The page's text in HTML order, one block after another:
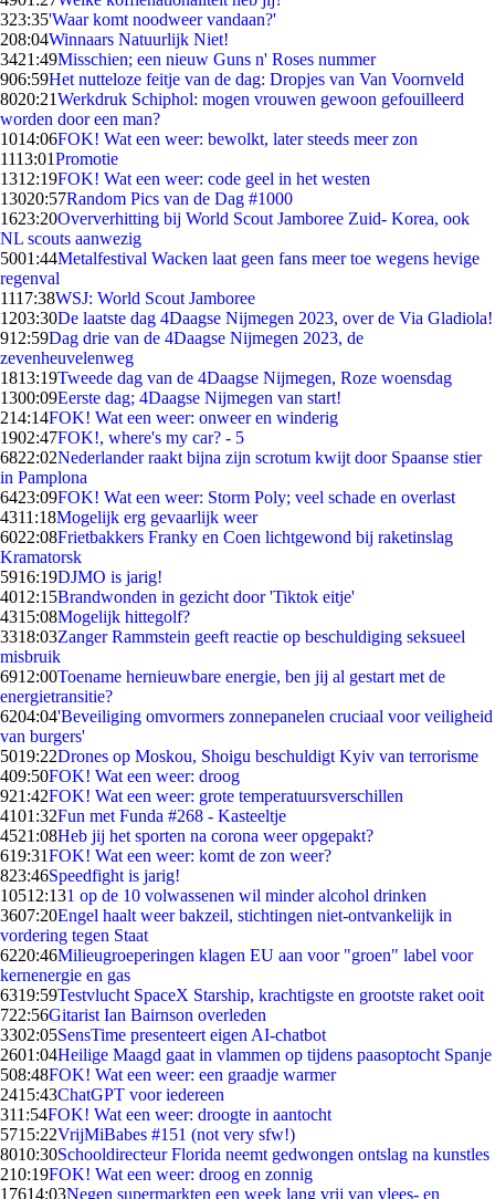
323:35'Waar komt noodweer vandaan?'
208:04Winnaars Natuurlijk Niet!
3421:49Misschien; een nieuw Guns n' Roses nummer
906:59Het nutteloze feitje van de dag: Dropjes van Van Voornveld
8020:21Werkdruk Schiphol: mogen vrouwen gewoon gefouilleerd
worden door een man?
1014:06FOK! Wat een weer: bewolkt, later steeds meer zon
1113:01Promotie
1312:19FOK! Wat een weer: code geel in het westen
13020:57Random Pics van de Dag #1000
1623:20Oververhitting bij World Scout Jamboree Zuid- Korea, ook
NL scouts aanwezig
5001:44Metalfestival Wacken laat geen fans meer toe wegens hevige
regenval
1117:38WSJ: World Scout Jamboree
1203:30De laatste dag 4Daagse Nijmegen 2023, over de Via Gladiola!
912:59Dag drie van de 4Daagse Nijmegen 2023, de
zevenheuvelenweg
1813:19Tweede dag van de 4Daagse Nijmegen, Roze woensdag
1300:09Eerste dag; 4Daagse Nijmegen van start!
214:14FOK! Wat een weer: onweer en winderig
1902:47FOK!, where's my car? - 5
6822:02Nederlander raakt bijna zijn scrotum kwijt door Spaanse stier
in Pamplona
6423:09FOK! Wat een weer: Storm Poly; veel schade en overlast
4311:18Mogelijk erg gevaarlijk weer
6022:08Frietbakkers Franky en Coen lichtgewond bij raketinslag
Kramatorsk
5916:19DJMO is jarig!
4012:15Brandwonden in gezicht door 'Tiktok eitje'
4315:08Mogelijk hittegolf?
3318:03Zanger Rammstein geeft reactie op beschuldiging seksueel
misbruik
6912:00Toename hernieuwbare energie, ben jij al gestart met de
energietransitie?
6204:04'Beveiliging omvormers zonnepanelen cruciaal voor veiligheid
van burgers'
5019:22Drones op Moskou, Shoigu beschuldigt Kyiv van terrorisme
409:50FOK! Wat een weer: droog
921:42FOK! Wat een weer: grote temperatuursverschillen
4101:32Fun met Funda #268 - Kasteeltje
4521:08Heb jij het sporten na corona weer opgepakt?
619:31FOK! Wat een weer: komt de zon weer?
823:46Speedfight is jarig!
10512:131 op de 10 volwassenen wil minder alcohol drinken
3607:20Engel haalt weer bakzeil, stichtingen niet-ontvankelijk in
vordering tegen Staat
6220:46Milieugroeperingen klagen EU aan voor "groen" label voor
kernenergie en gas
6319:59Testvlucht SpaceX Starship, krachtigste en grootste raket ooit
722:56Gitarist Ian Bairnson overleden
3302:05SensTime presenteert eigen AI-chatbot
2601:04Heilige Maagd gaat in vlammen op tijdens paasoptocht Spanje
508:48FOK! Wat een weer: een graadje warmer
2415:43ChatGPT voor iedereen
311:54FOK! Wat een weer: droogte in aantocht
5715:22VrijMiBabes #151 (not very sfw!)
8010:30Schooldirecteur Florida neemt gedwongen ontslag na kunstles
210:19FOK! Wat een weer: droog en zonnig
17614:03Negen supermarkten een week lang vrij van vlees- en